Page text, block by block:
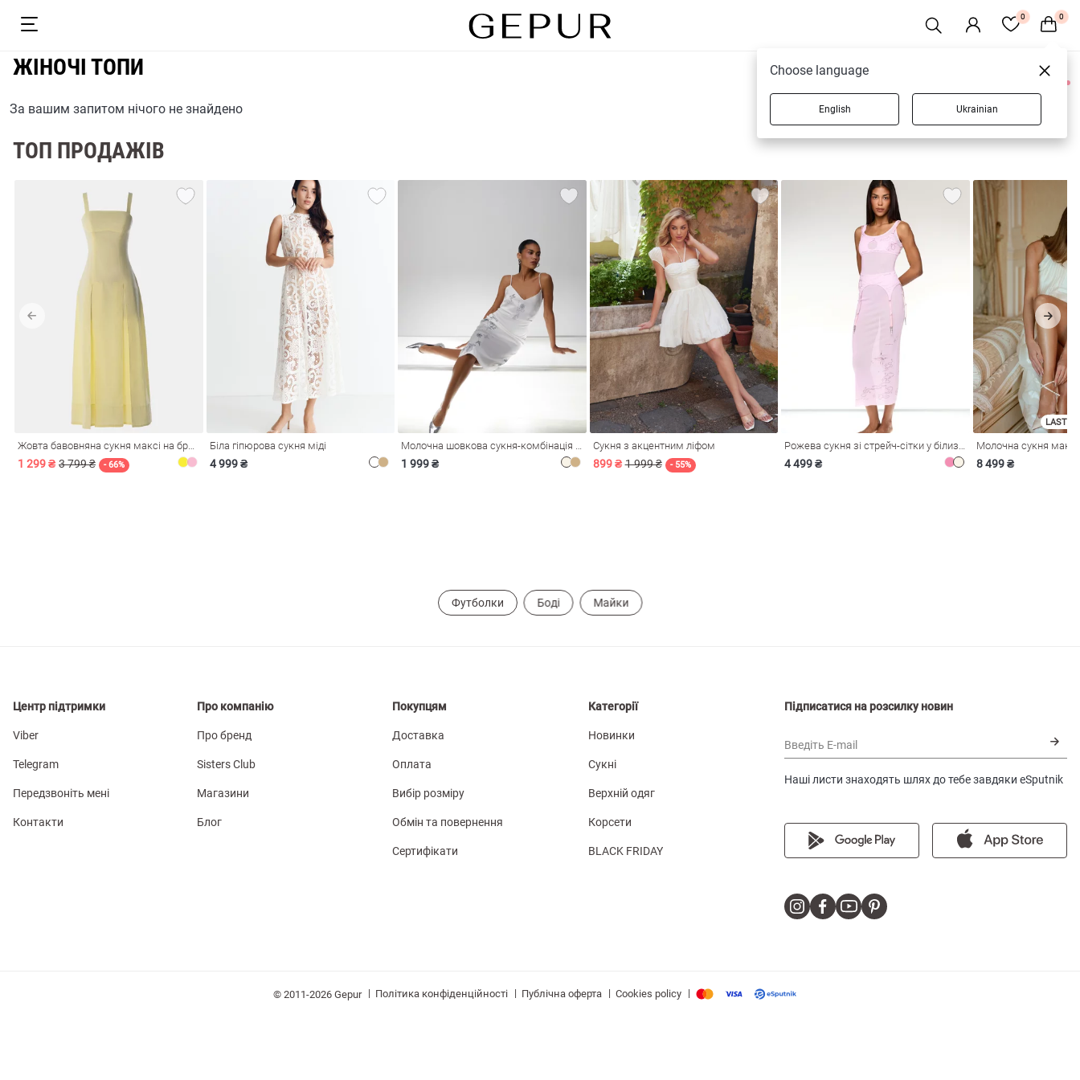
0 0
На
ЖІНОЧІ ТОПИ
0 товарів
За вашим запитом нічого не знайдено
ТОП ПРОДАЖІВ
1 299 ₴ 3 799 ₴ - 66%
Біла гіпюрова сукня міді
4 999 ₴ 1 999 ₴
Сукня з акцентним ліфом
899 ₴ 1 999 ₴ - 55% 4 499 ₴
LAST
8 499 ₴
Футболки Боді Майки
Центр підтримки
Viber
Telegram
Передзвоніть мені
Контакти
Про компанію
Про бренд
Sisters Club
Магазини
Блог
Покупцям
Доставка
Оплата
Вибір розміру
Обмін та повернення
Сертифікати
Категорії
Новинки
Сукні
Верхній одяг
Корсети
BLACK FRIDAY
Підписатися на розсилку новин
Введіть E-mail
Наші листи знаходять шлях до тебе завдяки eSputnik
© 2011-2026 Gepur | Політика конфіденційності | Публічна оферта | Cookies policy |
Choose language
English Ukrainian